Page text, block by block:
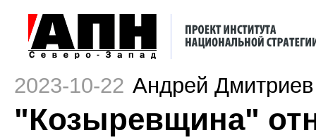
2023-10-22 Андрей Дмитриев
"Козыревщина"